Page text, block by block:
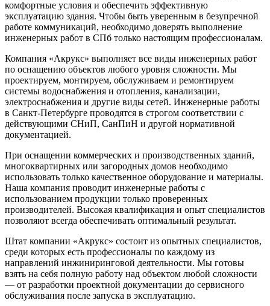
комфортные условия и обеспечить эффективную
эксплуатацию здания. Чтобы быть уверенным в безупречной
работе коммуникаций, необходимо доверять выполнение
инженерных работ в СПб только настоящим профессионалам.
Компания «Акрукс» выполняет все виды инженерных работ
по оснащению объектов любого уровня сложности. Мы
проектируем, монтируем, обслуживаем и ремонтируем
системы водоснабжения и отопления, канализации,
электроснабжения и другие виды сетей. Инженерные работы
в Санкт-Петербурге проводятся в строгом соответствии с
действующими СНиП, СанПиН и другой нормативной
документацией.
При оснащении коммерческих и производственных зданий,
многоквартирных или загородных домов необходимо
использовать только качественное оборудование и материалы.
Наша компания проводит инженерные работы с
использованием продукции только проверенных
производителей. Высокая квалификация и опыт специалистов
позволяют всегда обеспечивать оптимальный результат.
Штат компании «Акрукс» состоит из опытных специалистов,
среди которых есть профессионалы по каждому из
направлений инжиниринговой деятельности. Мы готовы
взять на себя полную работу над объектом любой сложности
— от разработки проектной документации до сервисного
обслуживания после запуска в эксплуатацию.